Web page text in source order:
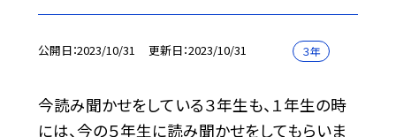
公開日 2023/10/31 更新日 2023/10/31 ３年
今読み聞かせをしている３年生も、１年生の時
には、今の５年生に読み聞かせをしてもらいま